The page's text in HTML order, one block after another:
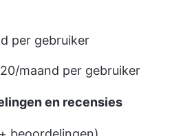
per gebruiker
maand per gebruiker
en recensies